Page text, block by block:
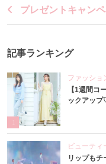
プレゼントキャン
記事ランキング
ファッショ
【1週間コ
ックアッ
ビューティ
リップも